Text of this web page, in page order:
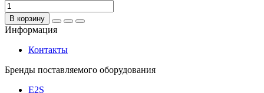
В корзину
Информация
Контакты
Бренды поставляемого оборудования
E2S